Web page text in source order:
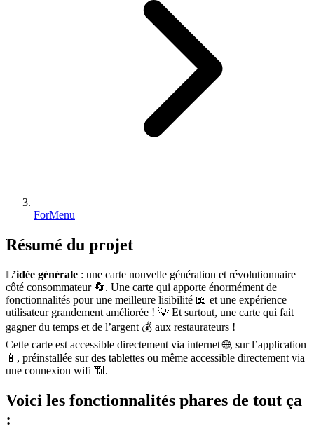
ForMenu
Résumé du projet
L’idée générale : une carte nouvelle génération et révolutionnaire
côté consommateur 🔄. Une carte qui apporte énormément de
fonctionnalités pour une meilleure lisibilité 📖 et une expérience
utilisateur grandement améliorée ! 💡 Et surtout, une carte qui fait
gagner du temps et de l’argent 💰 aux restaurateurs !
Cette carte est accessible directement via internet 🌐, sur l’application
📱, préinstallée sur des tablettes ou même accessible directement via
une connexion wifi 📶.
Voici les fonctionnalités phares de tout ça
: